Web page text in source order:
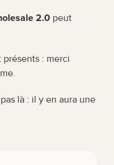
2.0 peut
: merci
là : il y en aura une